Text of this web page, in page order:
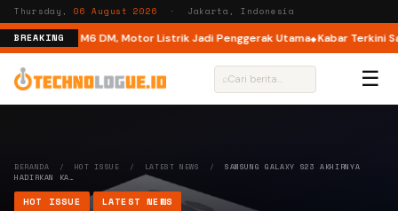
Thursday,06 August 2026 · Jakarta, Indonesia
BREAKING
Mode di M6 DM, Motor Listrik Jadi Penggerak Utama Kabar Terkini
⌕ ☰
BERANDA / HOT ISSUE / LATEST NEWS / SAMSUNG GALAXY S23 AKHIRNYA
HADIRKAN KA…
HOT ISSUE LATEST NEWS